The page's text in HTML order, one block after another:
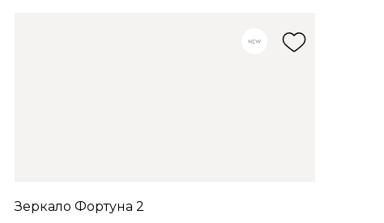
Зеркало Фортуна 2